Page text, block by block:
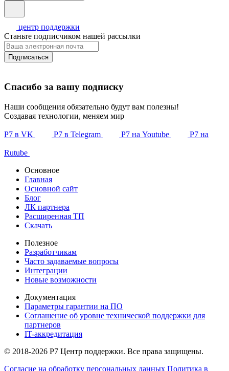
центр поддержки
Станьте подписчиком нашей рассылки
Подписаться
Спасибо за вашу подписку
Наши сообщения обязательно будут вам полезны!
Создавая технологии, меняем мир
Р7 в VK Р7 в Telegram Р7 на Youtube Р7 на
Rutube
Основное
Главная
Основной сайт
Блог
ЛК партнера
Расширенная ТП
Скачать
Полезное
Разработчикам
Часто задаваемые вопросы
Интеграции
Новые возможности
Документация
Параметры гарантии на ПО
Соглашение об уровне технической поддержки для
партнеров
IT-аккредитация
© 2018-2026 Р7 Центр поддержки. Все права защищены.
Согласие на обработку персональных данных Политика в